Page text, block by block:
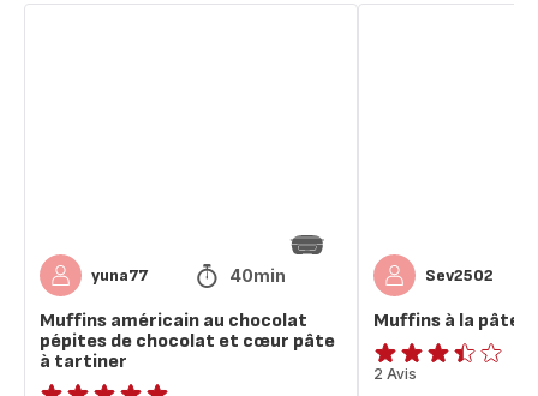
yuna77 40min
Muffins américain au chocolat
pépites de chocolat et cœur pâte
à tartiner
tartiner
Sev2502
Muffins à la pâte
ratings.3.4
2 Avis